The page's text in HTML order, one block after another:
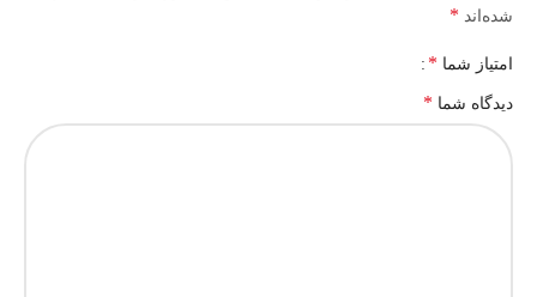
شده‌اند *
امتیاز شما *
دیدگاه شما *